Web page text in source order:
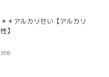
＊＊アルカリせい【アルカリ
性】
辞典